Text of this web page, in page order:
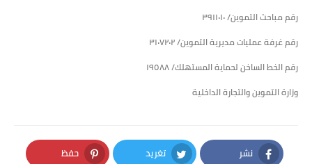
رقم مباحث التموين/ ٣٩١١٠١٠
رقم غرفة عمليات مديرية التموين/ ٣١٠٧٢٠٢
رقم الخط الساخن لحماية المستهلك/ ١٩٥٨٨
وزارة التموين والتجارة الداخلية
نشر تغريد حفظ